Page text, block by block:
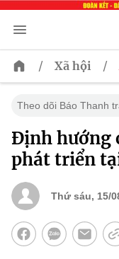
/ Xã hội /
Theo dõi Báo Thanh
Định hướng
phát triển
Thứ sáu, 15/